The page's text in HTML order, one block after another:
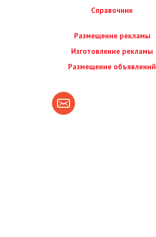
Справочник
Размещение рекламы
Изготовление рекламы
Размещение объявлений